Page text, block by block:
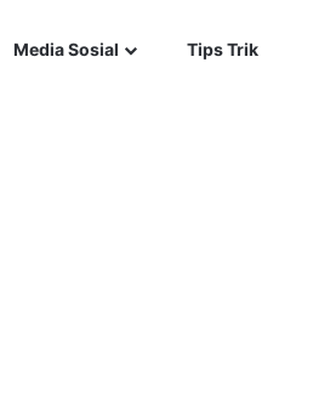
Media Sosial Tips Trik